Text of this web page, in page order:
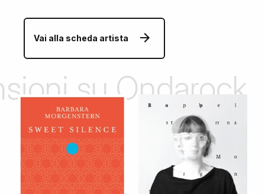
Vai alla scheda artista
su Ondarock